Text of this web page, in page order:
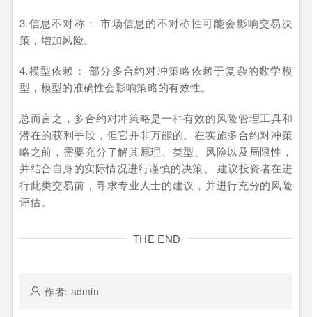
3.信息不对称： 市场信息的不对称性可能会影响交易决
策，增加风险。
4.模型依赖： 部分多合约对冲策略依赖于复杂的数学模
型，模型的准确性会影响策略的有效性。
总而言之，多合约对冲策略是一种有效的风险管理工具和
潜在的获利手段，但它并非万能的。在实施多合约对冲策
略之前，需要充分了解其原理、类型、风险以及局限性，
并结合自身的实际情况进行谨慎的决策。 建议投资者在进
行此类交易前，寻求专业人士的建议，并进行充分的风险
评估。
THE END
作者: admin